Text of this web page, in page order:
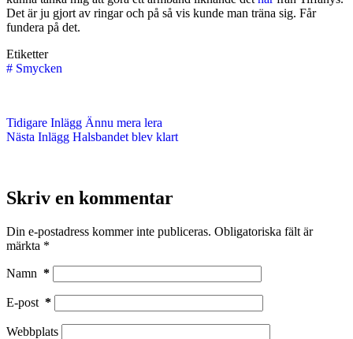
Det är ju gjort av ringar och på så vis kunde man träna sig. Får
fundera på det.
Etiketter
# Smycken
Tidigare Inlägg Ännu mera lera
Nästa Inlägg Halsbandet blev klart
Skriv en kommentar
Din e-postadress kommer inte publiceras. Obligatoriska fält är
märkta *
Namn *
E-post *
Webbplats